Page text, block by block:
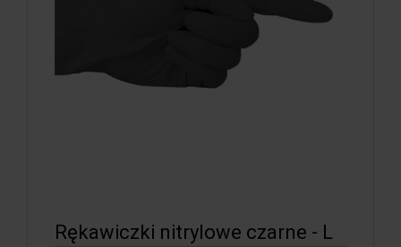
Rękawiczki nitrylowe czarne - L